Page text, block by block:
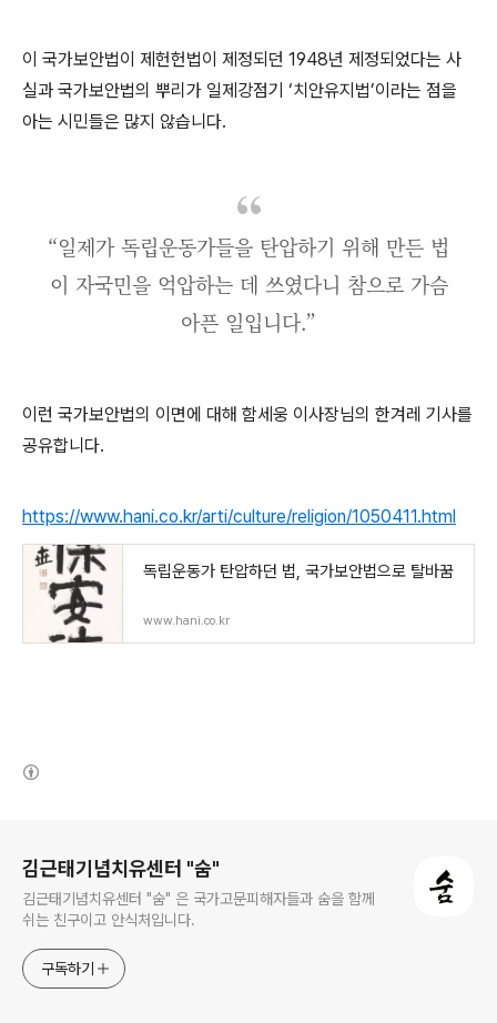
이 국가보안법이 제헌헌법이 제정되던 1948년 제정되었다는 사
실과 국가보안법의 뿌리가 일제강점기 ‘치안유지법’이라는 점을
아는 시민들은 많지 않습니다.
“일제가 독립운동가들을 탄압하기 위해 만든 법
이 자국민을 억압하는 데 쓰였다니 참으로 가슴
아픈 일입니다.”
이런 국가보안법의 이면에 대해 함세웅 이사장님의 한겨레 기사를
공유합니다.
https://www.hani.co.kr/arti/culture/religion/1050411.html
독립운동가 탄압하던 법, 국가보안법으로 탈바꿈
www.hani.co.kr
김근태기념치유센터 "숨"
김근태기념치유센터 "숨" 은 국가고문피해자들과 숨을 함께
쉬는 친구이고 안식처입니다.
구독하기